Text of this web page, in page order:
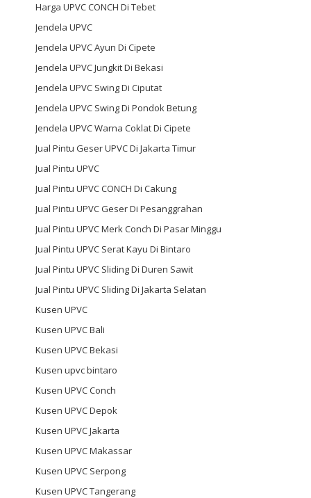
Harga UPVC CONCH Di Tebet
Jendela UPVC
Jendela UPVC Ayun Di Cipete
Jendela UPVC Jungkit Di Bekasi
Jendela UPVC Swing Di Ciputat
Jendela UPVC Swing Di Pondok Betung
Jendela UPVC Warna Coklat Di Cipete
Jual Pintu Geser UPVC Di Jakarta Timur
Jual Pintu UPVC
Jual Pintu UPVC CONCH Di Cakung
Jual Pintu UPVC Geser Di Pesanggrahan
Jual Pintu UPVC Merk Conch Di Pasar Minggu
Jual Pintu UPVC Serat Kayu Di Bintaro
Jual Pintu UPVC Sliding Di Duren Sawit
Jual Pintu UPVC Sliding Di Jakarta Selatan
Kusen UPVC
Kusen UPVC Bali
Kusen UPVC Bekasi
Kusen upvc bintaro
Kusen UPVC Conch
Kusen UPVC Depok
Kusen UPVC Jakarta
Kusen UPVC Makassar
Kusen UPVC Serpong
Kusen UPVC Tangerang